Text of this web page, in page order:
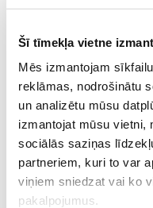
Šī tīmekļa vietne
Mēs izmantojam
reklāmas, nodrošinātu
un analizētu mūsu
izmantojat mūsu vietni,
sociālās saziņas
partneriem, kuri to var
viņiem sniedzat vai ko
pakalpojumus.
15.